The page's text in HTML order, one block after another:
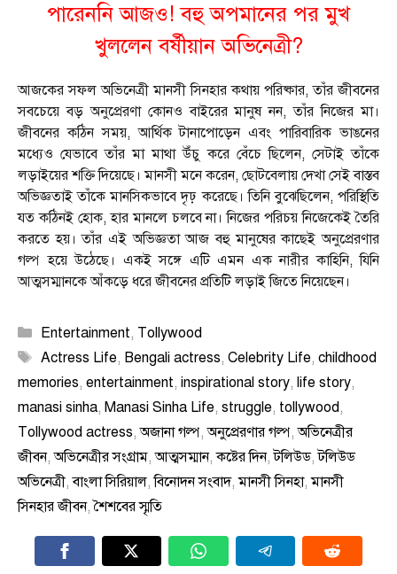
পারেননি আজও! বহু অপমানের পর মুখ
খুললেন বর্ষীয়ান অভিনেত্রী?
আজকের সফল অভিনেত্রী মানসী সিনহার কথায় পরিষ্কার, তাঁর জীবনের
সবচেয়ে বড় অনুপ্রেরণা কোনও বাইরের মানুষ নন, তাঁর নিজের মা।
জীবনের কঠিন সময়, আর্থিক টানাপোড়েন এবং পারিবারিক ভাঙনের
মধ্যেও যেভাবে তাঁর মা মাথা উঁচু করে বেঁচে ছিলেন, সেটাই তাঁকে
লড়াইয়ের শক্তি দিয়েছে। মানসী মনে করেন, ছোটবেলায় দেখা সেই বাস্তব
অভিজ্ঞতাই তাঁকে মানসিকভাবে দৃঢ় করেছে। তিনি বুঝেছিলেন, পরিস্থিতি
যত কঠিনই হোক, হার মানলে চলবে না। নিজের পরিচয় নিজেকেই তৈরি
করতে হয়। তাঁর এই অভিজ্ঞতা আজ বহু মানুষের কাছেই অনুপ্রেরণার
গল্প হয়ে উঠেছে। একই সঙ্গে এটি এমন এক নারীর কাহিনি, যিনি
আত্মসম্মানকে আঁকড়ে ধরে জীবনের প্রতিটি লড়াই জিতে নিয়েছেন।
Categories
Entertainment, Tollywood
Tags
Actress Life, Bengali actress, Celebrity Life, childhood
memories, entertainment, inspirational story, life story,
manasi sinha, Manasi Sinha Life, struggle, tollywood,
Tollywood actress,অজানা গল্প,অনুপ্রেরণার গল্প,অভিনেত্রীর
জীবন,অভিনেত্রীর সংগ্রাম,আত্মসম্মান,কষ্টের দিন,টলিউড,টলিউড
অভিনেত্রী,বাংলা সিরিয়াল,বিনোদন সংবাদ,মানসী সিনহা,মানসী
সিনহার জীবন,শৈশবের স্মৃতি